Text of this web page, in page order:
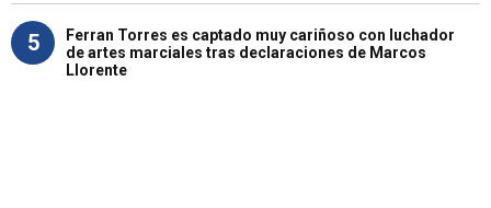
5
Ferran Torres es captado muy cariñoso con luchador
de artes marciales tras declaraciones de Marcos
Llorente